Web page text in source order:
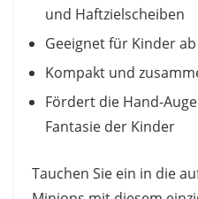
und Haftzielscheiben
Geeignet für Kinder ab
Kompakt und
Fördert die Hand-
Fantasie der Kinder
Tauchen Sie ein in die